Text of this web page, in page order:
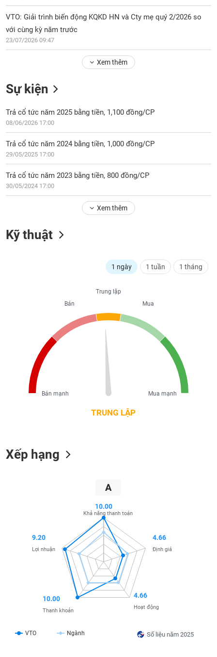
Tổng
quan
Giao
dịch
tích
thuật
Hồ
doanh
nghiệp
Tin
tức
sự
liệu
VTO: Giải trình biến động KQKD HN và Cty mẹ quý 2/2026 so
với cùng kỳ năm trước
23/07/2026 09:47
Xem thêm
Sự kiện
Trả cổ tức năm 2025 bằng tiền, 1,100 đồng/CP
08/06/2026 17:00
Trả cổ tức năm 2024 bằng tiền, 1,000 đồng/CP
29/05/2025 17:00
Trả cổ tức năm 2023 bằng tiền, 800 đồng/CP
30/05/2024 17:00
Xem thêm
Kỹ thuật
1 ngày 1 tuần 1 tháng
TRUNG LẬP
Trung lập
Mua
Mua mạnh
Bán
Bán mạnh
Xếp hạng
A
Số liệu năm 2025
VTO Ngành
10.00
Khả năng thanh toán
4.66
Định giá
4.66
Hoạt động
10.00
Thanh khoản
9.20
Lợi nhuận
VS-
SECTOR
LƯỢNG
NGUYÊN
VẬT
LIỆU
DÙNG
THIẾT
YẾU
SỨC
KHỎE